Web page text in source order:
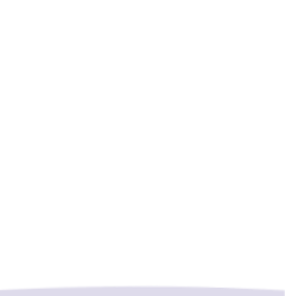
HOSPITAL DE
DE TALCA